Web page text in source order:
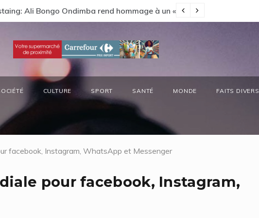
la réunion annuelle du Comité National Ozone (CNO).
CULTURE SPORT SANTÉ MONDE FAITS DIVERS
facebook, Instagram, WhatsApp et Messenger
pour facebook, Instagram,